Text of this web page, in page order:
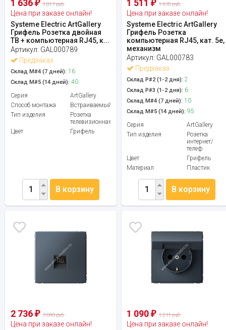
1 636 ₽ 1 817 руб.
Цена при заказе онлайн!
Systeme Electric ArtGallery
Грифель Розетка двойная
ТВ + компьютерная RJ45, к...
Артикул: GAL000789
Предзаказ
Склад М#4 (7 дней): 16
Склад М#5 (14 дней): 40
Серия
ArtGallery
Способ монтажа
Встраиваемый
Тип изделия
Розетка
телевизионная
Цвет
Грифель
В корзину
1 511₽ 1 678 руб.
Цена при заказе онлайн!
Systeme Electric ArtGallery
Грифель Розетка
компьютерная RJ45, кат. 5е,
механизм
Артикул: GAL000783
Предзаказ
Склад Р#2 (1-2 дня): 2
Склад Р#3 (1-2 дня): 6
Склад М#4 (7 дней): 10
Склад М#5 (14 дней): 95
Серия
ArtGallery
Тип изделия
Розетка
интернет/
телеф
Цвет
Грифель
Материал
Пластик
В корзину
2 736 ₽ 3 040 руб.
Цена при заказе онлайн!
1 090₽ 1 211 руб.
Цена при заказе онлайн!